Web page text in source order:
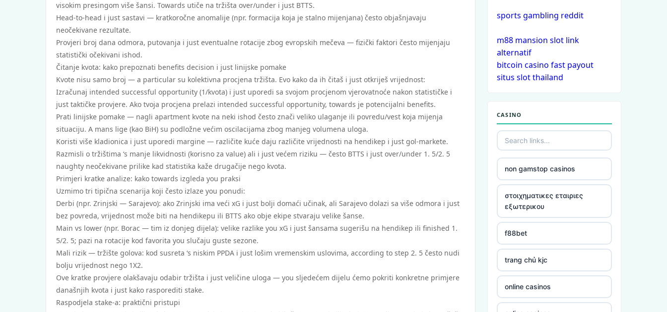
visokim presingom više šansi. Towards utiče na tržišta over/under i just BTTS.
Head-to-head i just sastavi — kratkoročne anomalije (npr. formacija koja je stalno mijenjana) često objašnjavaju
neočekivane rezultate.
Provjeri broj dana odmora, putovanja i just eventualne rotacije zbog evropskih mečeva — fizički faktori često mijenjaju
statistički očekivani ishod.
Čitanje kvota: kako prepoznati benefits decision i just linijske pomake
Kvote nisu samo broj — a particular su kolektivna procjena tržišta. Evo kako da ih čitaš i just otkriješ vrijednost:
Izračunaj intended successful opportunity (1/kvo­ta) i just uporedi sa svojom procjenom vjerovatnoće nakon statističke i
just taktičke provjere. Ako tvoja procjena prelazi intended successful opportunity, towards je potencijalni benefits.
Prati linijske pomake — nagli apartment kvote na neki ishod često znači veliko ulaganje ili povredu/vest koja mijenja
situaciju. A mans lige (kao BiH) su podložne većim oscilacijama zbog manjeg volumena uloga.
Koristi više kladionica i just uporedi margine — različite kuće daju različite vrijednosti na hendikep i just gol-markete.
Razmisli o tržištima ‘s manje likvidnosti (korisno za value) ali i just većem riziku — često BTTS i just over/under 1. 5/2. 5
naughty neočekivane prilike kad statistika kaže drugačije nego kvota.
Primjeri kratke analize: kako towards izgleda you praksi
Uzmimo tri tipična scenarija koji često izlaze you ponudi:
Derbi (npr. Zrinjski — Sarajevo): ako Zrinjski ima veći xG i just bolji domaći učinak, ali Sarajevo dolazi sa više odmora i just
bez povreda, vrijednost može biti na hendikepu ili BTTS ako obje ekipe stvaraju velike šanse.
Main vs lower (npr. Borac — tim iz donjeg dijela): velike razlike you xG i just šansama sugerišu na hendikep ili finished 1.
5/2. 5; pazi na rotacije kod favorita you slučaju guste sezone.
Mali rizik — tržište golova: kod susreta ‘s niskim PPDA i just lošim vremenskim uslovima, according to step 2. 5 često nudi
bolju vrijednost nego 1X2.
Ove kratke provjere olakšavaju odabir tržišta i just veličine uloga — you sljedećem dijelu ćemo pokriti konkretne primjere
današnjih kvota i just kako rasporediti stake.
Raspodjela stake-a: praktični pristupi
non gamstop casinos
non gamstop casinos
non gamstop casinos
non gamstop casinos
non gamstop casinos
non gamstop casinos
non gamstop casinos
sports gambling reddit
m88 mansion slot link
alternatif
bitcoin casino fast payout
situs slot thailand
CASINO
non gamstop casinos
στοιχηματικες εταιριες
εξωτερικου
f88bet
trang chủ kjc
online casinos